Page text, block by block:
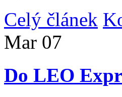
Celý článek
Mar 07
Do LEO